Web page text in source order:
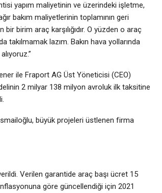
yapım maliyetinin ve üzerindeki işletme,
bakım maliyetlerinin toplamının geri
bir birim araç karşılığıdır. O yüzden o araç
takılmamak lazım. Bakın hava yollarında
ile Fraport AG Üst Yöneticisi (CEO)
2 milyar 138 milyon avroluk ilk taksitine
büyük projeleri üstlenen firma
Verilen garantide araç başı ücret 15
göre güncellendiği için 2021